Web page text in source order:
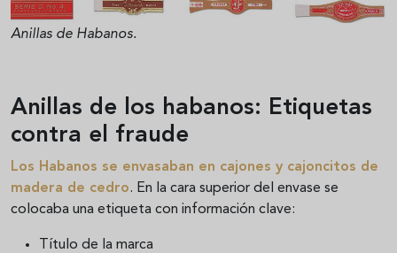
Anillas de Habanos.
Anillas de los habanos: Etiquetas
contra el fraude
Los Habanos se envasaban en cajones y cajoncitos de
madera de cedro. En la cara superior del envase se
colocaba una etiqueta con información clave:
Título de la marca